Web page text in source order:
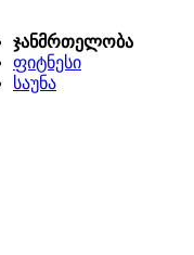
ჯანმრთელობა
ფიტნესი
საუნა